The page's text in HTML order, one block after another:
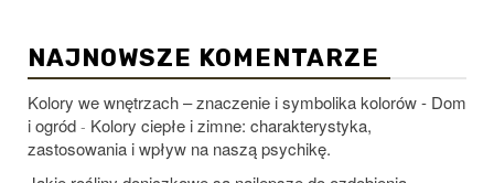
NAJNOWSZE KOMENTARZE
Kolory we wnętrzach – znaczenie i symbolika kolorów - Dom
i ogród - Kolory ciepłe i zimne: charakterystyka,
zastosowania i wpływ na naszą psychikę.